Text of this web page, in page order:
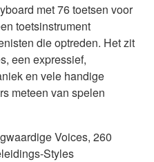
met 76 toetsen voor
toetsinstrument
die optreden. Het zit
een expressief,
en vele handige
meteen van spelen
Voices, 260
Styles